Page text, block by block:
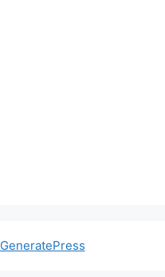
GeneratePress